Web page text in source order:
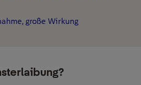
große Wirkung